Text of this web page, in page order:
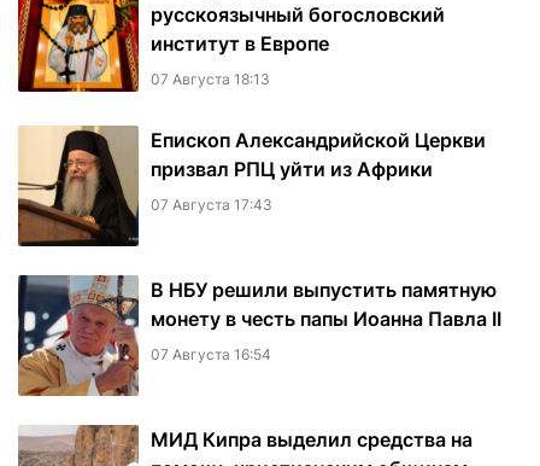
русскоязычный богословский
институт в Европе
07 Августа 18:13
Епископ Александрийской Церкви
призвал РПЦ уйти из Африки
07 Августа 17:43
В НБУ решили выпустить памятную
монету в честь папы Иоанна Павла II
07 Августа 16:54
МИД Кипра выделил средства на